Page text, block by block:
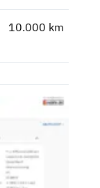
10.000 km